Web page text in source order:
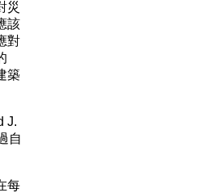
災
該
對
築
J.
自
每